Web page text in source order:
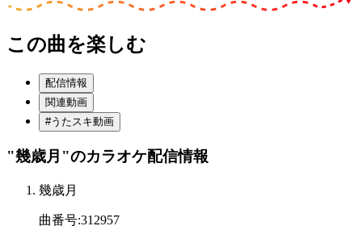
この曲を楽しむ
配信情報
関連動画
#うたスキ動画
"幾歳月"のカラオケ配信情報
幾歳月
曲番号:312957